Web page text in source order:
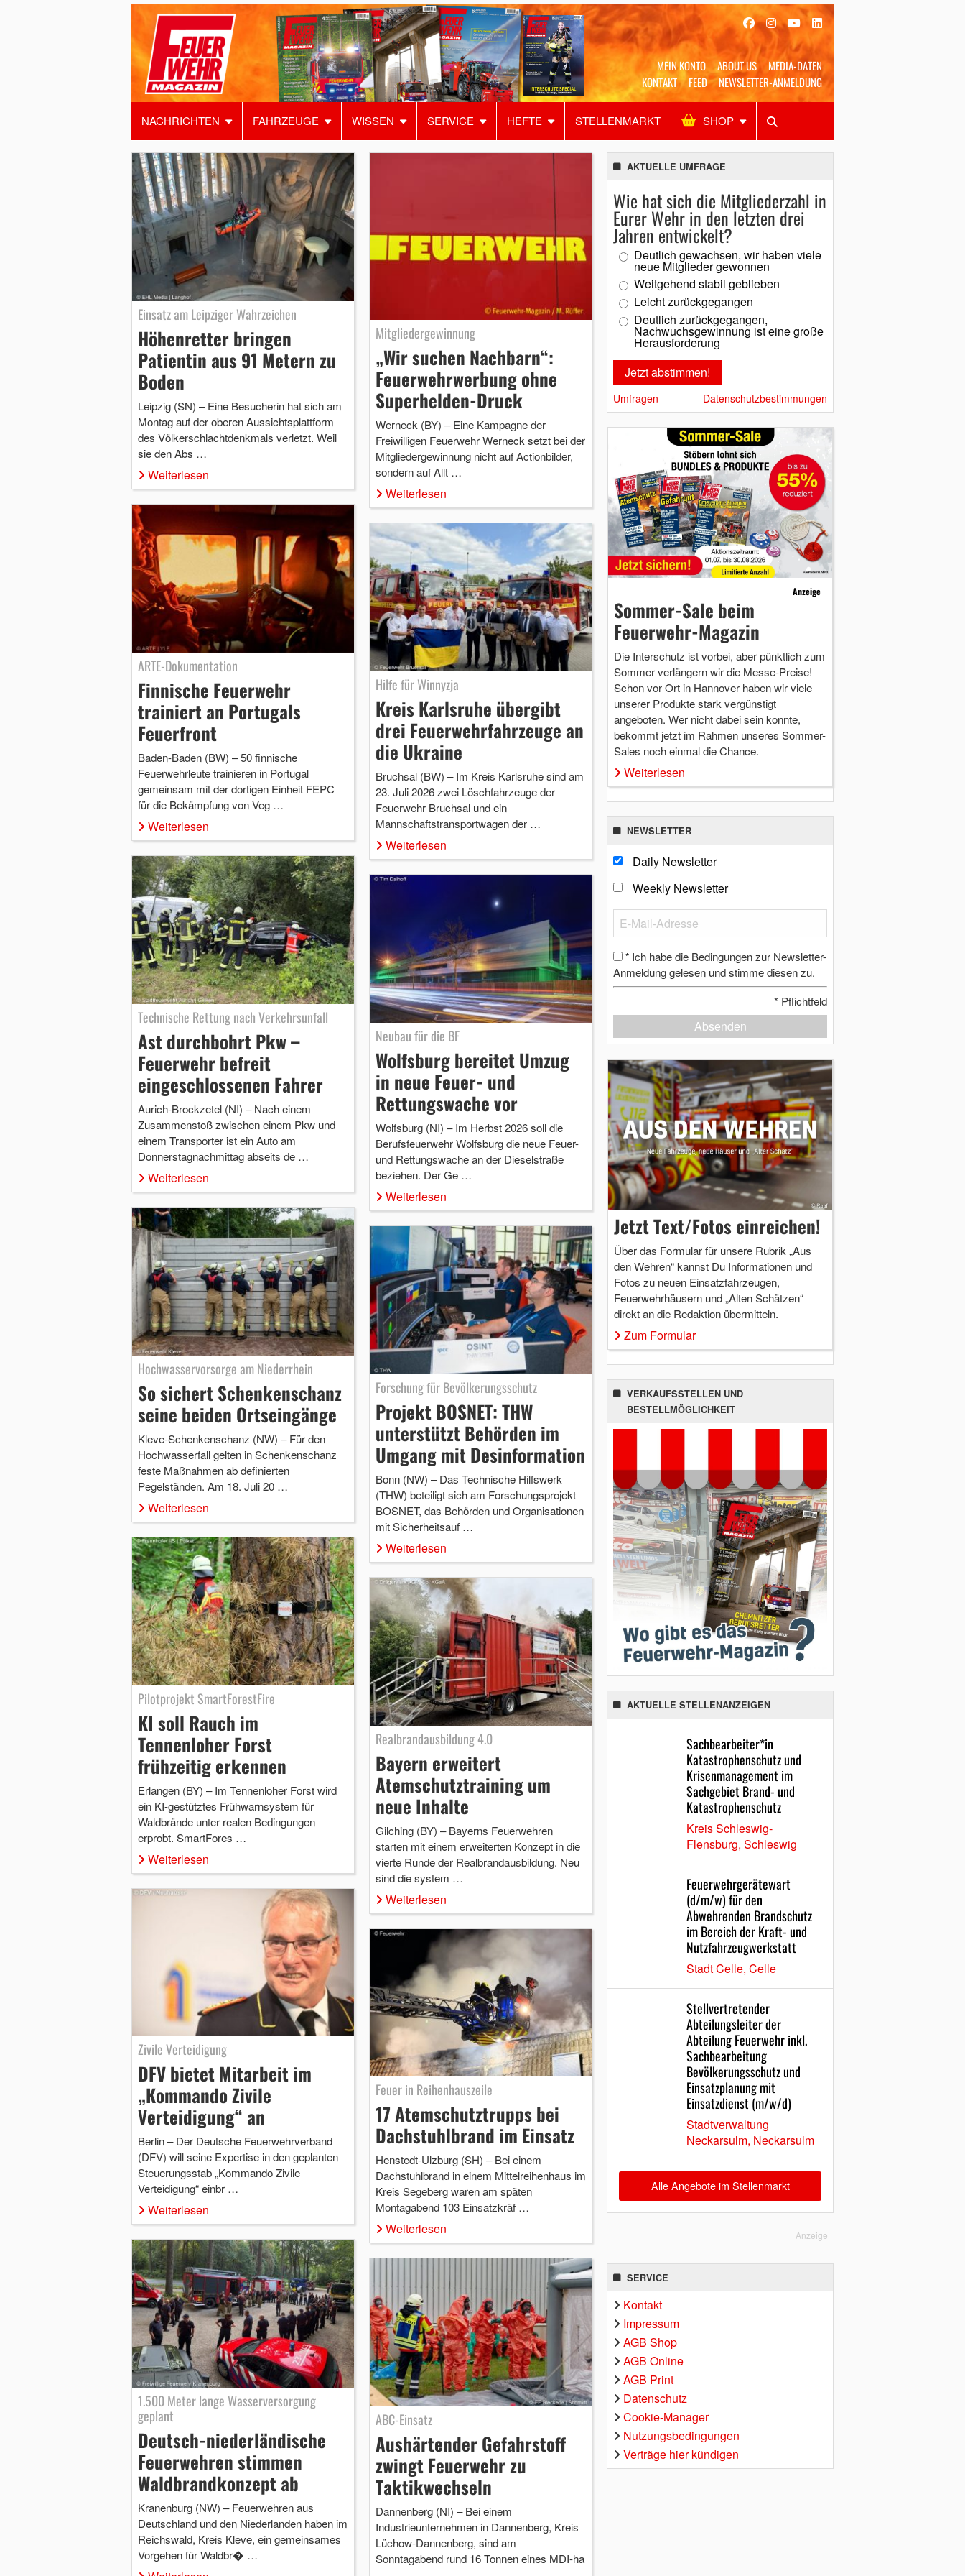
MEIN KONTO ABOUT US
MEDIA-DATEN
KONTAKT
FEED NEWSLETTER-ANMELDUNG
NACHRICHTEN FAHRZEUGE WISSEN SERVICE HEFTE STELLENMARKT SHOP
Alles Shop SUCHEN
Einsatz am Leipziger Wahrzeichen
Höhenretter bringen
Patientin aus 91 Metern zu
Boden
Leipzig (SN) – Eine Besucherin hat sich am
Montag auf der oberen Aussichtsplattform
des Völkerschlachtdenkmals verletzt. Weil
sie den Abs …
Weiterlesen
Mitgliedergewinnung
„Wir suchen Nachbarn“:
Feuerwehrwerbung ohne
Superhelden-Druck
Werneck (BY) – Eine Kampagne der
Freiwilligen Feuerwehr Werneck setzt bei der
Mitgliedergewinnung nicht auf Actionbilder,
sondern auf Allt …
Weiterlesen
ARTE-Dokumentation
Finnische Feuerwehr
trainiert an Portugals
Feuerfront
Baden-Baden (BW) – 50 finnische
Feuerwehrleute trainieren in Portugal
gemeinsam mit der dortigen Einheit FEPC
für die Bekämpfung von Veg …
Weiterlesen
Hilfe für Winnyzja
Kreis Karlsruhe übergibt
drei Feuerwehrfahrzeuge an
die Ukraine
Bruchsal (BW) – Im Kreis Karlsruhe sind am
23. Juli 2026 zwei Löschfahrzeuge der
Feuerwehr Bruchsal und ein
Mannschaftstransportwagen der …
Weiterlesen
Technische Rettung nach Verkehrsunfall
Ast durchbohrt Pkw –
Feuerwehr befreit
eingeschlossenen Fahrer
Aurich-Brockzetel (NI) – Nach einem
Zusammenstoß zwischen einem Pkw und
einem Transporter ist ein Auto am
Donnerstagnachmittag abseits de …
Weiterlesen
Neubau für die BF
Wolfsburg bereitet Umzug
in neue Feuer- und
Rettungswache vor
Wolfsburg (NI) – Im Herbst 2026 soll die
Berufsfeuerwehr Wolfsburg die neue Feuer-
und Rettungswache an der Dieselstraße
beziehen. Der Ge …
Weiterlesen
Hochwasservorsorge am Niederrhein
So sichert Schenkenschanz
seine beiden Ortseingänge
Kleve-Schenkenschanz (NW) – Für den
Hochwasserfall gelten in Schenkenschanz
feste Maßnahmen ab definierten
Pegelständen. Am 18. Juli 20 …
Weiterlesen
Forschung für Bevölkerungsschutz
Projekt BOSNET: THW
unterstützt Behörden im
Umgang mit Desinformation
Bonn (NW) – Das Technische Hilfswerk
(THW) beteiligt sich am Forschungsprojekt
BOSNET, das Behörden und Organisationen
mit Sicherheitsauf …
Weiterlesen
Pilotprojekt SmartForestFire
KI soll Rauch im
Tennenloher Forst
frühzeitig erkennen
Erlangen (BY) – Im Tennenloher Forst wird
ein KI-gestütztes Frühwarnsystem für
Waldbrände unter realen Bedingungen
erprobt. SmartFores …
Weiterlesen
Realbrandausbildung 4.0
Bayern erweitert
Atemschutztraining um
neue Inhalte
Gilching (BY) – Bayerns Feuerwehren
starten mit einem erweiterten Konzept in die
vierte Runde der Realbrandausbildung. Neu
sind die system …
Weiterlesen
Zivile Verteidigung
DFV bietet Mitarbeit im
„Kommando Zivile
Verteidigung“ an
Berlin – Der Deutsche Feuerwehrverband
(DFV) will seine Expertise in den geplanten
Steuerungsstab „Kommando Zivile
Verteidigung“ einbr …
Weiterlesen
Feuer in Reihenhauszeile
17 Atemschutztrupps bei
Dachstuhlbrand im Einsatz
Henstedt-Ulzburg (SH) – Bei einem
Dachstuhlbrand in einem Mittelreihenhaus im
Kreis Segeberg waren am späten
Montagabend 103 Einsatzkräf …
Weiterlesen
1.500 Meter lange Wasserversorgung
geplant
Deutsch-niederländische
Feuerwehren stimmen
Waldbrandkonzept ab
Kranenburg (NW) – Feuerwehren aus
Deutschland und den Niederlanden haben im
Reichswald, Kreis Kleve, ein gemeinsames
Vorgehen für Waldbr� …
ABC-Einsatz
Aushärtender Gefahrstoff
zwingt Feuerwehr zu
Taktikwechseln
Dannenberg (NI) – Bei einem
Industrieunternehmen in Dannenberg, Kreis
Lüchow-Dannenberg, sind am
Sonntagabend rund 16 Tonnen eines MDI-ha
AKTUELLE UMFRAGE
Wie hat sich die Mitgliederzahl in
Eurer Wehr in den letzten drei
Jahren entwickelt?
Deutlich gewachsen, wir haben viele
neue Mitglieder gewonnen
Weitgehend stabil geblieben
Leicht zurückgegangen
Deutlich zurückgegangen,
Nachwuchsgewinnung ist eine große
Herausforderung
Umfragen Datenschutzbestimmungen
Anzeige
Sommer-Sale beim
Feuerwehr-Magazin
Die Interschutz ist vorbei, aber pünktlich zum
Sommer verlängern wir die Messe-Preise!
Schon vor Ort in Hannover haben wir viele
unserer Produkte stark vergünstigt
angeboten. Wer nicht dabei sein konnte,
bekommt jetzt im Rahmen unseres Sommer-
Sales noch einmal die Chance.
Weiterlesen
NEWSLETTER
Daily Newsletter
Weekly Newsletter
* Ich habe die Bedingungen zur Newsletter-
Anmeldung gelesen und stimme diesen zu.
* Pflichtfeld
Absenden
Jetzt Text/Fotos einreichen!
Über das Formular für unsere Rubrik „Aus
den Wehren“ kannst Du Informationen und
Fotos zu neuen Einsatzfahrzeugen,
Feuerwehrhäusern und „Alten Schätzen“
direkt an die Redaktion übermitteln.
Zum Formular
VERKAUFSSTELLEN UND
BESTELLMÖGLICHKEIT
AKTUELLE STELLENANZEIGEN
Sachbearbeiter*in
Katastrophenschutz und
Krisenmanagement im
Sachgebiet Brand- und
Katastrophenschutz
Kreis Schleswig-
Flensburg, Schleswig
Feuerwehrgerätewart
(d/m/w) für den
Abwehrenden Brandschutz
im Bereich der Kraft- und
Nutzfahrzeugwerkstatt
Stadt Celle, Celle
Stellvertretender
Abteilungsleiter der
Abteilung Feuerwehr inkl.
Sachbearbeitung
Bevölkerungsschutz und
Einsatzplanung mit
Einsatzdienst (m/w/d)
Stadtverwaltung
Neckarsulm, Neckarsulm
Alle Angebote im Stellenmarkt
Anzeige
SERVICE
Kontakt
Impressum
AGB Shop
AGB Online
AGB Print
Datenschutz
Cookie-Manager
Nutzungsbedingungen
Verträge hier kündigen